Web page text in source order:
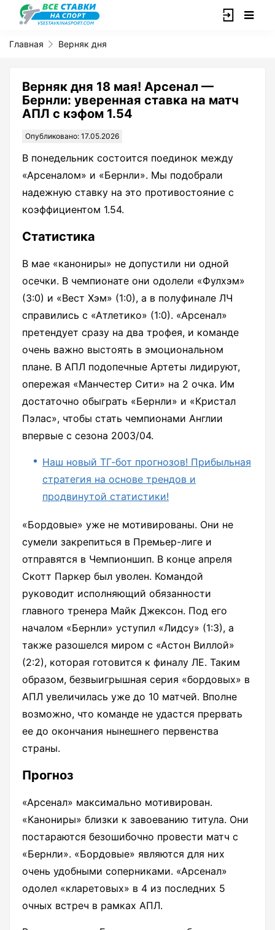
Главная Верняк дня
Верняк дня 18 мая! Арсенал —
Бернли: уверенная ставка на матч
АПЛ с кэфом 1.54
Опубликовано: 17.05.2026
В понедельник состоится поединок между
«Арсеналом» и «Бернли». Мы подобрали
надежную ставку на это противостояние с
коэффициентом 1.54.
Статистика
В мае «канониры» не допустили ни одной
осечки. В чемпионате они одолели «Фулхэм»
(3:0) и «Вест Хэм» (1:0), а в полуфинале ЛЧ
справились с «Атлетико» (1:0). «Арсенал»
претендует сразу на два трофея, и команде
очень важно выстоять в эмоциональном
плане. В АПЛ подопечные Артеты лидируют,
опережая «Манчестер Сити» на 2 очка. Им
достаточно обыграть «Бернли» и «Кристал
Пэлас», чтобы стать чемпионами Англии
впервые с сезона 2003/04.
Наш новый ТГ-бот прогнозов! Прибыльная
стратегия на основе трендов и
продвинутой статистики!
«Бордовые» уже не мотивированы. Они не
сумели закрепиться в Премьер-лиге и
отправятся в Чемпионшип. В конце апреля
Скотт Паркер был уволен. Командой
руководит исполняющий обязанности
главного тренера Майк Джексон. Под его
началом «Бернли» уступил «Лидсу» (1:3), а
также разошелся миром с «Астон Виллой»
(2:2), которая готовится к финалу ЛЕ. Таким
образом, безвыигрышная серия «бордовых» в
АПЛ увеличилась уже до 10 матчей. Вполне
возможно, что команде не удастся прервать
ее до окончания нынешнего первенства
страны.
Прогноз
«Арсенал» максимально мотивирован.
«Канониры» близки к завоеванию титула. Они
постараются безошибочно провести матч с
«Бернли». «Бордовые» являются для них
очень удобными соперниками. «Арсенал»
одолел «кларетовых» в 4 из последних 5
очных встреч в рамках АПЛ.